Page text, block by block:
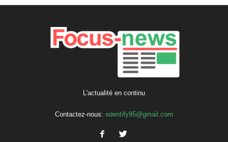
L'actualité en continu
Contactez-nous: edentify95@gmail.com